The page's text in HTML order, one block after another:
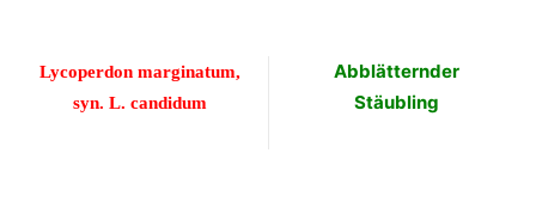
Lycoperdon marginatum,
syn. L. candidum
Abblätternder
Stäubling